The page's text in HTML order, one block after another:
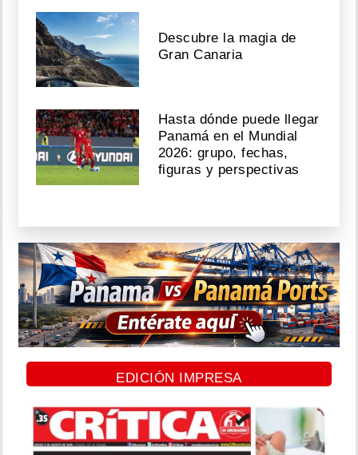
Descubre la magia de
Gran Canaria
Hasta dónde puede llegar
Panamá en el Mundial
2026: grupo, fechas,
figuras y perspectivas
EDICIÓN IMPRESA